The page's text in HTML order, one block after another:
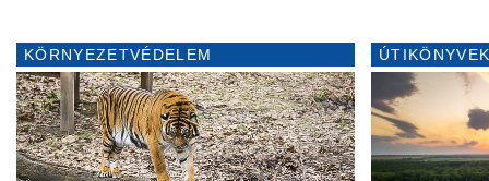
KÖRNYEZETVÉDELEM